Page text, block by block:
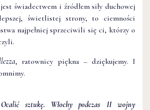
świadectwem i źródłem siły duchowej
świetlistej strony, to ciemności
najpełniej sprzeciwili się ci, którzy o
, ratownicy piękna – dziękujemy. I
sztukę. Włochy podczas II wojny